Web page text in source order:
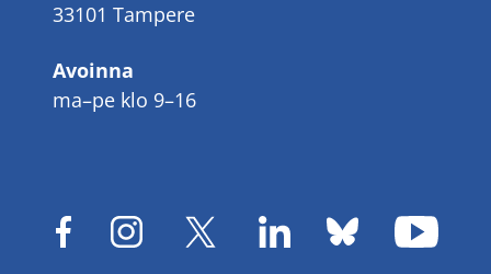
33101 Tampere
Avoinna
ma–pe klo 9–16